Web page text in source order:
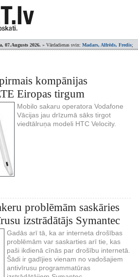
07.Augusts 2026. » Vārdadienas svin: Madars, Alfrēds, Fredis;
kompānijas
Eiropas tirgum
Mobilo sakaru operatora Vodafone
Vācijas jau drīzumā sāks tirgot
viedtālruņa modeli HTC Velocity.
problēmām saskāries
izstrādātājs Symantec
Gadās arī tā, ka ar interneta drošības
problēmām var saskarties arī tie, kas
paši ikdienā cīnās par drošību internetā.
Šādi ir gadījies vienam no vadošajiem
antivīrusu programmatūras